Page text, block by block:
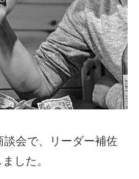
会で、リーダー補佐
した。